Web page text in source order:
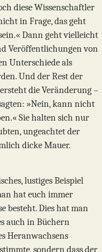
diese Wissenschaftler
in Frage, das geht
Dann geht vielleicht
Veröffentlichungen von
Unterschiede als
Und der Rest der
die Veränderung –
»Nein, kann nicht
Sie halten sich nur
ungeachtet der
dicke Mauer.
lustiges Beispiel
hat euch immer
besteht. Dies hat man
auch in Büchern
Heranwachsens
sondern dass der